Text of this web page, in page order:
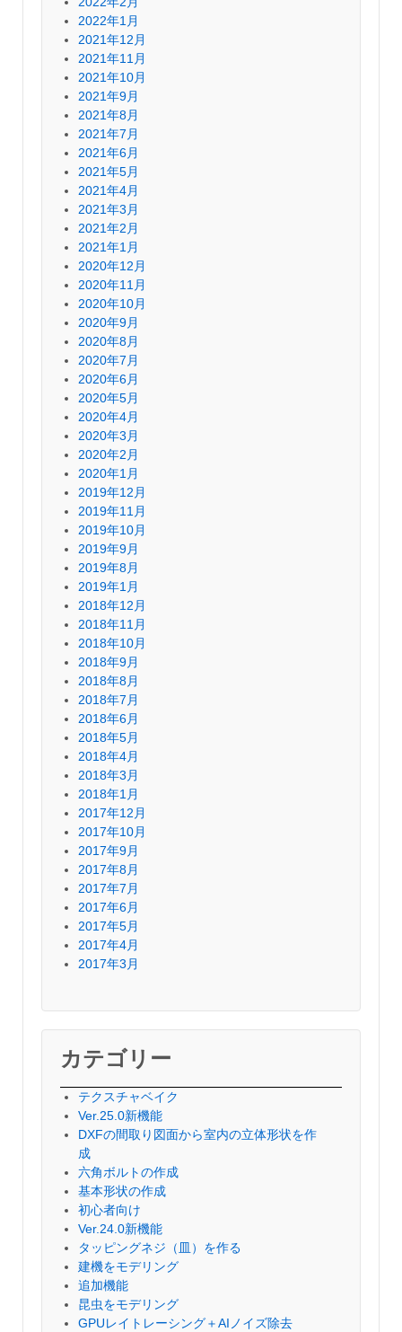
2022年1月
2021年12月
2021年11月
2021年10月
2021年9月
2021年8月
2021年7月
2021年6月
2021年5月
2021年4月
2021年3月
2021年2月
2021年1月
2020年12月
2020年11月
2020年10月
2020年9月
2020年8月
2020年7月
2020年6月
2020年5月
2020年4月
2020年3月
2020年2月
2020年1月
2019年12月
2019年11月
2019年10月
2019年9月
2019年8月
2019年1月
2018年12月
2018年11月
2018年10月
2018年9月
2018年8月
2018年7月
2018年6月
2018年5月
2018年4月
2018年3月
2018年1月
2017年12月
2017年10月
2017年9月
2017年8月
2017年7月
2017年6月
2017年5月
2017年4月
2017年3月
カテゴリー
テクスチャベイク
Ver.25.0新機能
DXFの間取り図面から室内の立体形状を作
成
六角ボルトの作成
基本形状の作成
初心者向け
Ver.24.0新機能
タッピングネジ（皿）を作る
建機をモデリング
追加機能
昆虫をモデリング
GPUレイトレーシング＋AIノイズ除去